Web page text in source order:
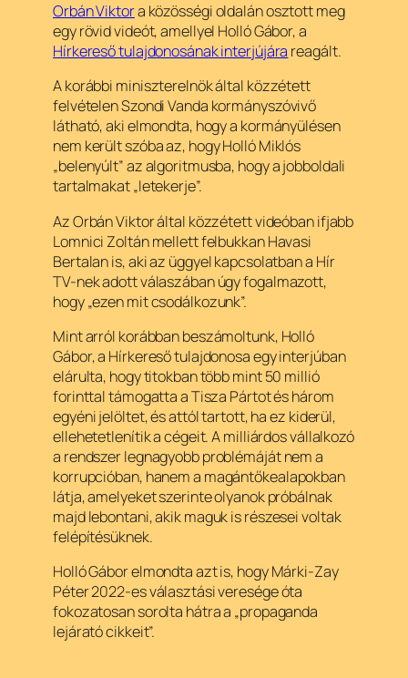
Orbán Viktora közösségi oldalán osztott meg
egy rövid videót, amellyel Holló Gábor, a
Hírkereső tulajdonosának interjújára reagált.
A korábbi miniszterelnök által közzétett
felvételen Szondi Vanda kormányszóvivő
látható, aki elmondta, hogy a kormányülésen
nem került szóba az, hogy Holló Miklós
„belenyúlt” az algoritmusba, hogy a jobboldali
tartalmakat „letekerje”.
Az Orbán Viktor által közzétett videóban ifjabb
Lomnici Zoltán mellett felbukkan Havasi
Bertalan is, aki az üggyel kapcsolatban a Hír
TV-nek adott válaszában úgy fogalmazott,
hogy „ezen mit csodálkozunk”.
Mint arról korábban beszámoltunk, Holló
Gábor, a Hírkereső tulajdonosa egy interjúban
elárulta, hogy titokban több mint 50 millió
forinttal támogatta a Tisza Pártot és három
egyéni jelöltet, és attól tartott, ha ez kiderül,
ellehetetlenítik a cégeit. A milliárdos vállalkozó
a rendszer legnagyobb problémáját nem a
korrupcióban, hanem a magántőkealapokban
látja, amelyeket szerinte olyanok próbálnak
majd lebontani, akik maguk is részesei voltak
felépítésüknek.
Holló Gábor elmondta azt is, hogy Márki-Zay
Péter 2022-es választási veresége óta
fokozatosan sorolta hátra a „propaganda
lejárató cikkeit”.